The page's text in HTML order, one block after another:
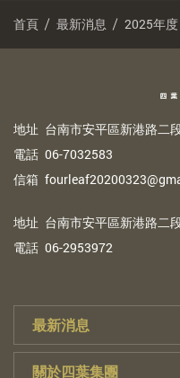
首頁 最新消息 2025年度
地址 台南市安平區新港路二
電話 06-7032583
信箱
地址 台南市安平區新港路二
電話 06-2953972
最新消息
關於四葉集團